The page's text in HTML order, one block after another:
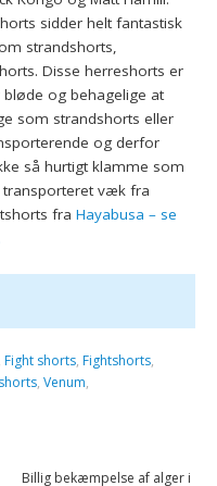
sidder helt fantastisk
strandshorts,
Disse herreshorts er
og behagelige at
som strandshorts eller
og derfor
så hurtigt klamme som
transporteret væk fra
fraHayabusa – se
Fight shorts, Fightshorts,
,Venum,
Billig bekæmpelse af alger i